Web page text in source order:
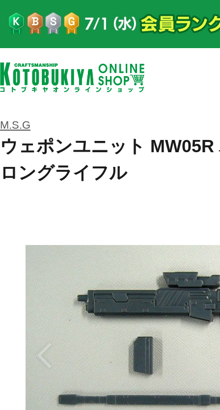
M.S.G
ウェポンユニット
ロングライフル